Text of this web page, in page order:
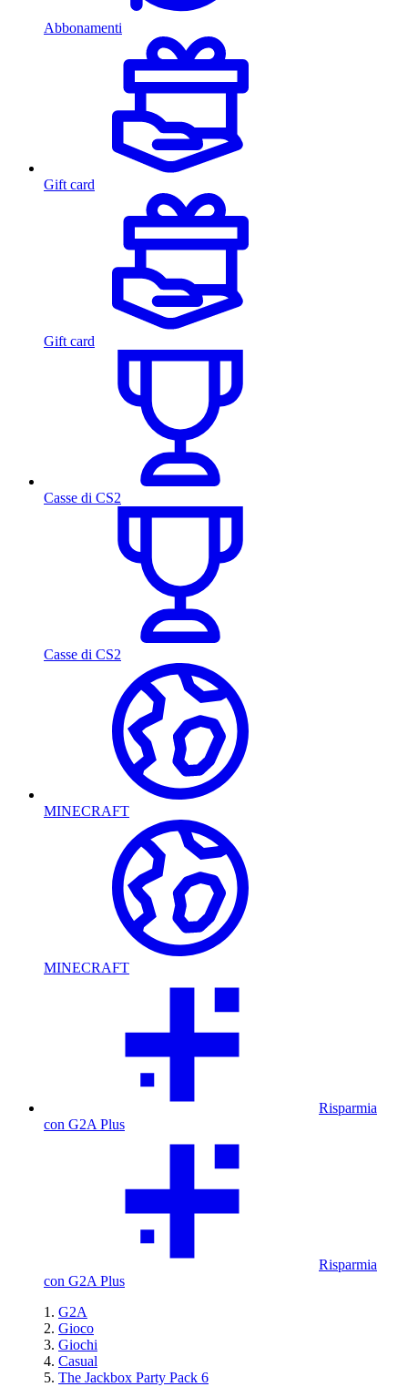
Abbonamenti
Gift card
Gift card
Casse di CS2
Casse di CS2
MINECRAFT
MINECRAFT
Risparmia
con G2A Plus
Risparmia
con G2A Plus
G2A
Gioco
Giochi
Casual
The Jackbox Party Pack 6